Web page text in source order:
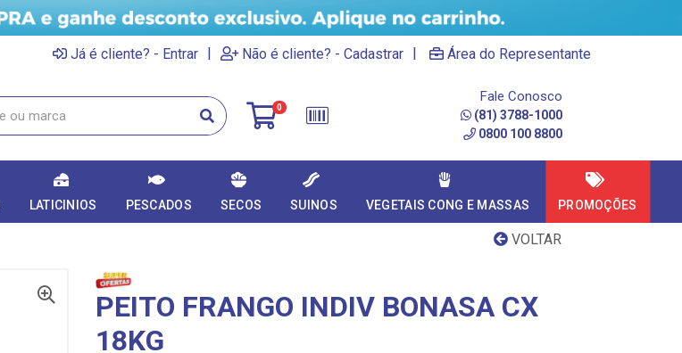
Já é cliente? - Entrar | Não é cliente? - Cadastrar | Área do Representante
0
Fale Conosco
(81) 3788-1000
0800 100 8800
LATICINIOS PESCADOS SECOS SUINOS VEGETAIS CONG E MASSAS PROMOÇÕES
VOLTAR
PEITO FRANGO INDIV BONASA CX
18KG